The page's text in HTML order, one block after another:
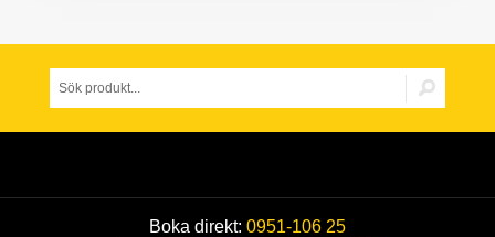
Boka direkt: 0951-106 25